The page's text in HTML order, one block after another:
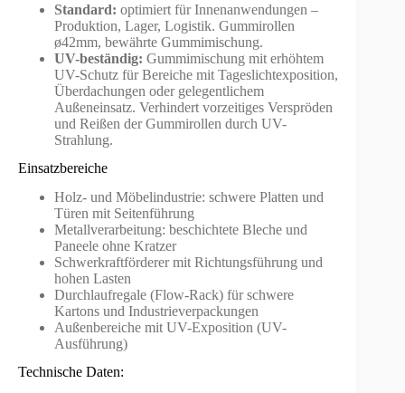
Standard: optimiert für Innenanwendungen –
Produktion, Lager, Logistik. Gummirollen
ø42mm, bewährte Gummimischung.
UV-beständig: Gummimischung mit erhöhtem
UV-Schutz für Bereiche mit Tageslichtexposition,
Überdachungen oder gelegentlichem
Außeneinsatz. Verhindert vorzeitiges Verspröden
und Reißen der Gummirollen durch UV-
Strahlung.
Einsatzbereiche
Holz- und Möbelindustrie: schwere Platten und
Türen mit Seitenführung
Metallverarbeitung: beschichtete Bleche und
Paneele ohne Kratzer
Schwerkraftförderer mit Richtungsführung und
hohen Lasten
Durchlaufregale (Flow-Rack) für schwere
Kartons und Industrieverpackungen
Außenbereiche mit UV-Exposition (UV-
Ausführung)
Technische Daten: